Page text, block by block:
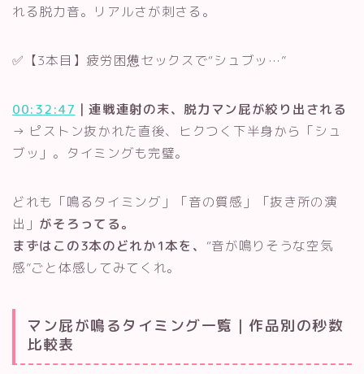
れる脱力音。リアルさが刺さる。
✅【3本目】疲労困憊セックスで“シュブッ…”
00:32:47 ｜連戦連射の末、脱力マン屁が絞り出される
→ ピストン抜かれた直後、ヒクつく下半身から「シュ
ブッ」。タイミングも完璧。
どれも「鳴るタイミング」「音の質感」「抜き所の演
出」 がそろってる。
まずはこの3本のどれか1本を、 “音が鳴りそうな空気
感”ごと体感してみてくれ。
マン屁が鳴るタイミング一覧｜作品別の秒数
比較表